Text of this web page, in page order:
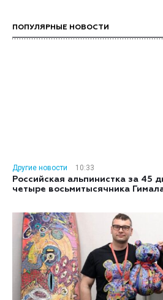
ПОПУЛЯРНЫЕ НОВОСТИ
Другие новости
10:33
Российская альпинистка за 45
четыре восьмитысячника